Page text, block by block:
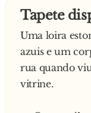
homens lá
elástico da
A professora,
manda todas
Carlinhos.
Tapete
Uma loira
azuis e um
rua quando
vitrine.